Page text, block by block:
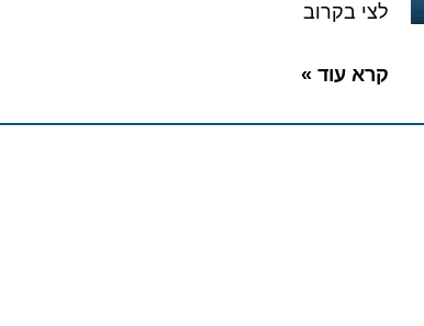
לצי בקרוב
קרא עוד »